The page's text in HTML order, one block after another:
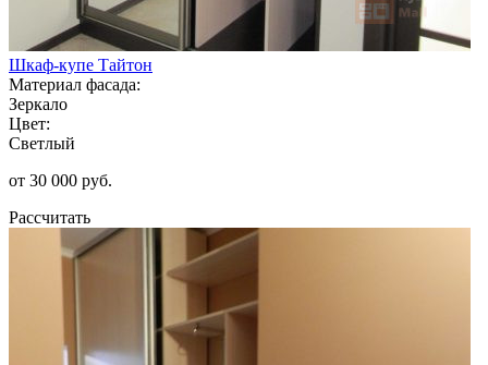
Шкаф-купе Тайтон
Материал фасада:
Зеркало
Цвет:
Светлый
от 30 000 руб.
Рассчитать